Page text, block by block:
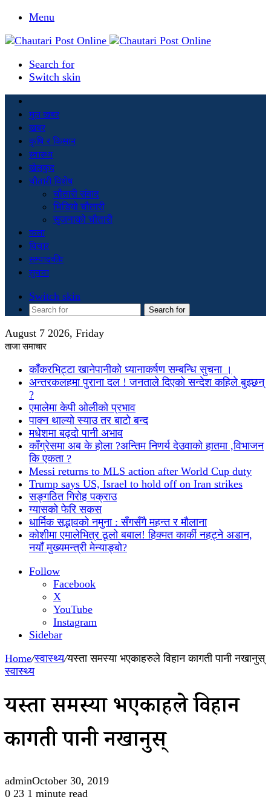
Menu
Search for
Switch skin
मूल खबर
खबर
कृषि र किसान
स्वास्थ्य
खेलकुद
चौतारी विशेष
चौतारी संवाद
भिडियो चौतारी
सृजनाको चौतारी
कला
विचार
सम्पादकीय
सुचना
Switch skin
Search for
August 7 2026, Friday
ताजा समाचार
काँकरभिट्टा खानेपानीको ध्यानाकर्षण सम्बन्धि सुचना ।
अन्तरकलहमा पुराना दल ! जनताले दिएको सन्देश कहिले बुझ्छन्
?
एमालेमा केपी ओलीको प्रभाव
पाक्न थाल्यो स्याउ तर बाटो बन्द
मधेशमा बढ्दो पानी अभाव
काँग्रेसमा अब के होला ?अन्तिम निणर्य देउवाको हातमा ,विभाजन
कि एकता ?
Messi returns to MLS action after World Cup duty
Trump says US, Israel to hold off on Iran strikes
सङ्गठित गिरोह पक्राउ
ग्यासको फेरि सकस
धार्मिक सद्भावको नमुना : सँगसँगै महन्त र मौलाना
कोशीमा एमालेभित्र ठूलो बबाल! हिक्मत कार्की नहट्ने अडान,
नयाँ मुख्यमन्त्री मेन्याङ्बो?
Follow
Facebook
X
YouTube
Instagram
Sidebar
Home/स्वास्थ्य/यस्ता समस्या भएकाहरुले विहान कागती पानी नखानुस्
स्वास्थ्य
यस्ता समस्या भएकाहरुले विहान
कागती पानी नखानुस्
adminOctober 30, 2019
0 23 1 minute read